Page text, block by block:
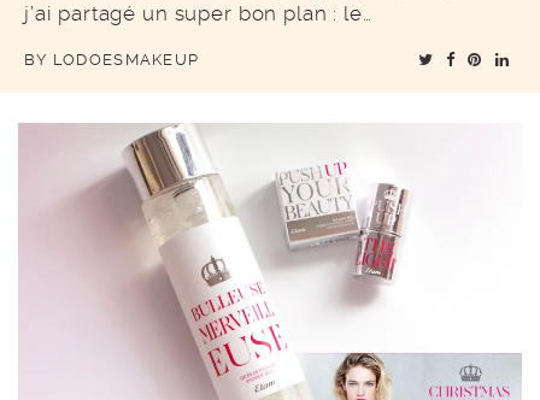
j’ai partagé un super bon plan : le…
BY LODOESMAKEUP